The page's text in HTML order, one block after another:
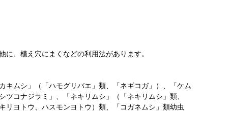
、植え穴にまくなどの利用法があります。
キムシ」（「ハモグリバエ」類、「ネギコガ」）、「ケム
コナジラミ」、「ネキリムシ」（「ネキリムシ」類、
リヨトウ、ハスモンヨトウ）類、「コガネムシ」類幼虫